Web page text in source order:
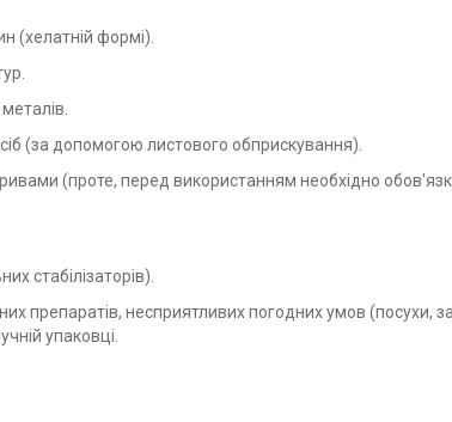
(хелатній формі).
(за допомогою листового обприскування).
(проте, перед використанням необхідно
стабілізаторів).
препаратів, несприятливих погодних умов (посухи,
упаковці.